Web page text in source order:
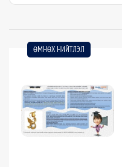
ӨМНӨХ НИЙТЛЭЛ